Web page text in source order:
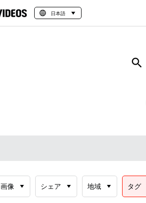
日本語
画像 シェア 地域 タグ